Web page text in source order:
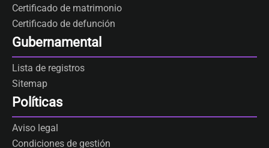
Certificado de matrimonio
Certificado de defunción
Gubernamental
Lista de registros
Sitemap
Políticas
Aviso legal
Condiciones de gestión